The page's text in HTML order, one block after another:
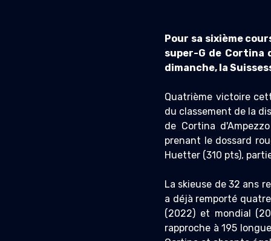
Pour sa sixième
super-G de Cortina
dimanche, la
Quatrième victoire
du classement de la
de Cortina
prenant le dossard
Huetter (310 pts),
La skieuse de 32 ans
a déjà remporté
(2022) et mondial
rapproche à 195